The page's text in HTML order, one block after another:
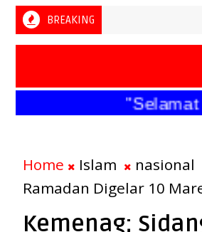
BREAKING
"Selamat
Home Islam nasional
Ramadan Digelar 10
Kemenag;